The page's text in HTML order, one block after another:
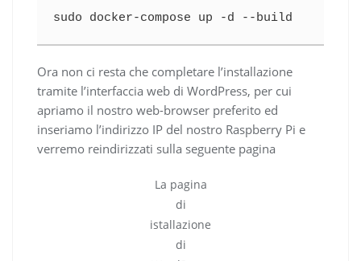
sudo docker-compose up -d --build
Ora non ci resta che completare l’installazione
tramite l’interfaccia web di WordPress, per cui
apriamo il nostro web-browser preferito ed
inseriamo l’indirizzo IP del nostro Raspberry Pi e
verremo reindirizzati sulla seguente pagina
La pagina
di
istallazione
di